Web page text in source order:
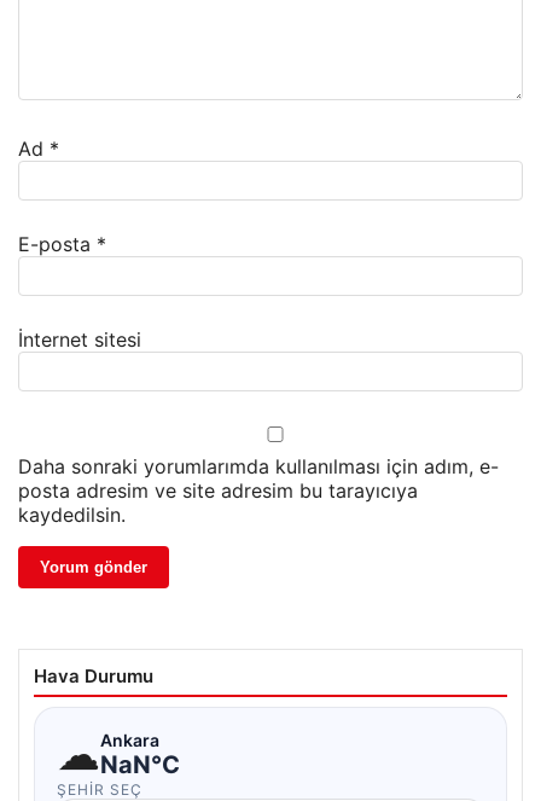
Ad *
E-posta *
İnternet sitesi
Daha sonraki yorumlarımda kullanılması için adım, e-
posta adresim ve site adresim bu tarayıcıya
kaydedilsin.
Hava Durumu
☁Ankara
NaN°C
ŞEHIR SEÇ